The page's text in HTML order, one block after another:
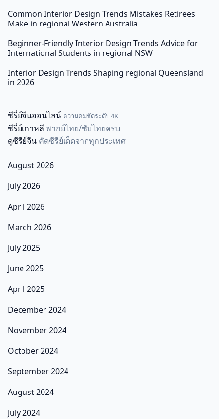
Common Interior Design Trends Mistakes Retirees
Make in regional Western Australia
Beginner-Friendly Interior Design Trends Advice for
International Students in regional NSW
Interior Design Trends Shaping regional Queensland
in 2026
ซีรี่ย์จีนออนไลน์ ความคมชัดระดับ 4K
ซีรี่ย์เกาหลี พากย์ไทย/ซับไทยครบ
ดูซีรีย์จีน คัดซีรีย์เด็ดจากทุกประเทศ
August 2026
July 2026
April 2026
March 2026
July 2025
June 2025
April 2025
December 2024
November 2024
October 2024
September 2024
August 2024
July 2024